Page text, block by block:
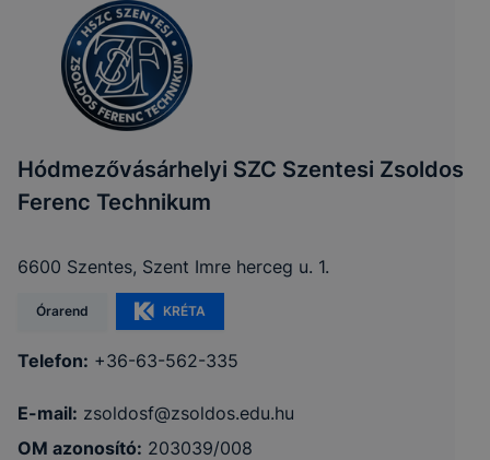
Hódmezővásárhelyi SZC Szentesi Zsoldos
Ferenc Technikum
6600 Szentes, Szent Imre herceg u. 1.
Órarend KRÉTA
Telefon: +36-63-562-335
E-mail: zsoldosf@zsoldos.edu.hu
OM azonosító: 203039/008